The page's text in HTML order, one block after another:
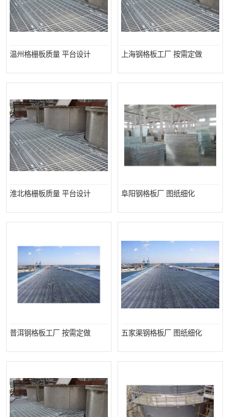
温州格栅板质量 平台设计 上海钢格板工厂 按需定做
淮北格栅板质量 平台设计 阜阳钢格板厂 图纸细化
普洱钢格板工厂 按需定做 五家渠钢格板厂 图纸细化